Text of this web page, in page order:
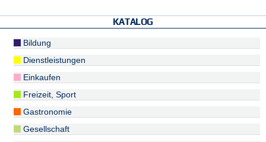
KATALOG
Bildung
Dienstleistungen
Einkaufen
Freizeit, Sport
Gastronomie
Gesellschaft